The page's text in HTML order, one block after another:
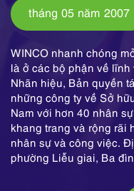
tháng 05 năm 2007
WINCO nhanh chóng
là ở các bộ phận về
Nhãn hiệu, Bản quyền
những công ty về Sở
Nam với hơn 40 nhân
khang trang và rộng rãi
nhân sự và công việc.
phường Liễu giai, Ba